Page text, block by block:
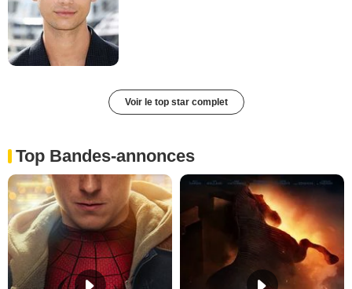
Voir le top star complet
Top Bandes-annonces